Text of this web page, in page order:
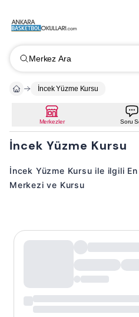
Merkez Ara
İncek Yüzme Kursu
Merkezler Soru
İncek Yüzme Kursu
İncek Yüzme Kursu ile ilgili
Merkezi ve Kursu